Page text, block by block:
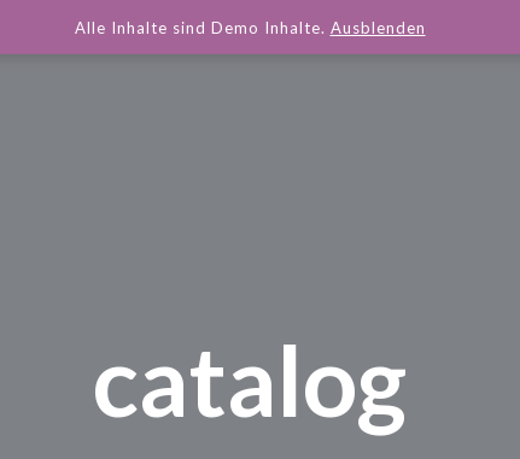
catalog
Alle Inhalte sind Demo Inhalte. Ausblenden